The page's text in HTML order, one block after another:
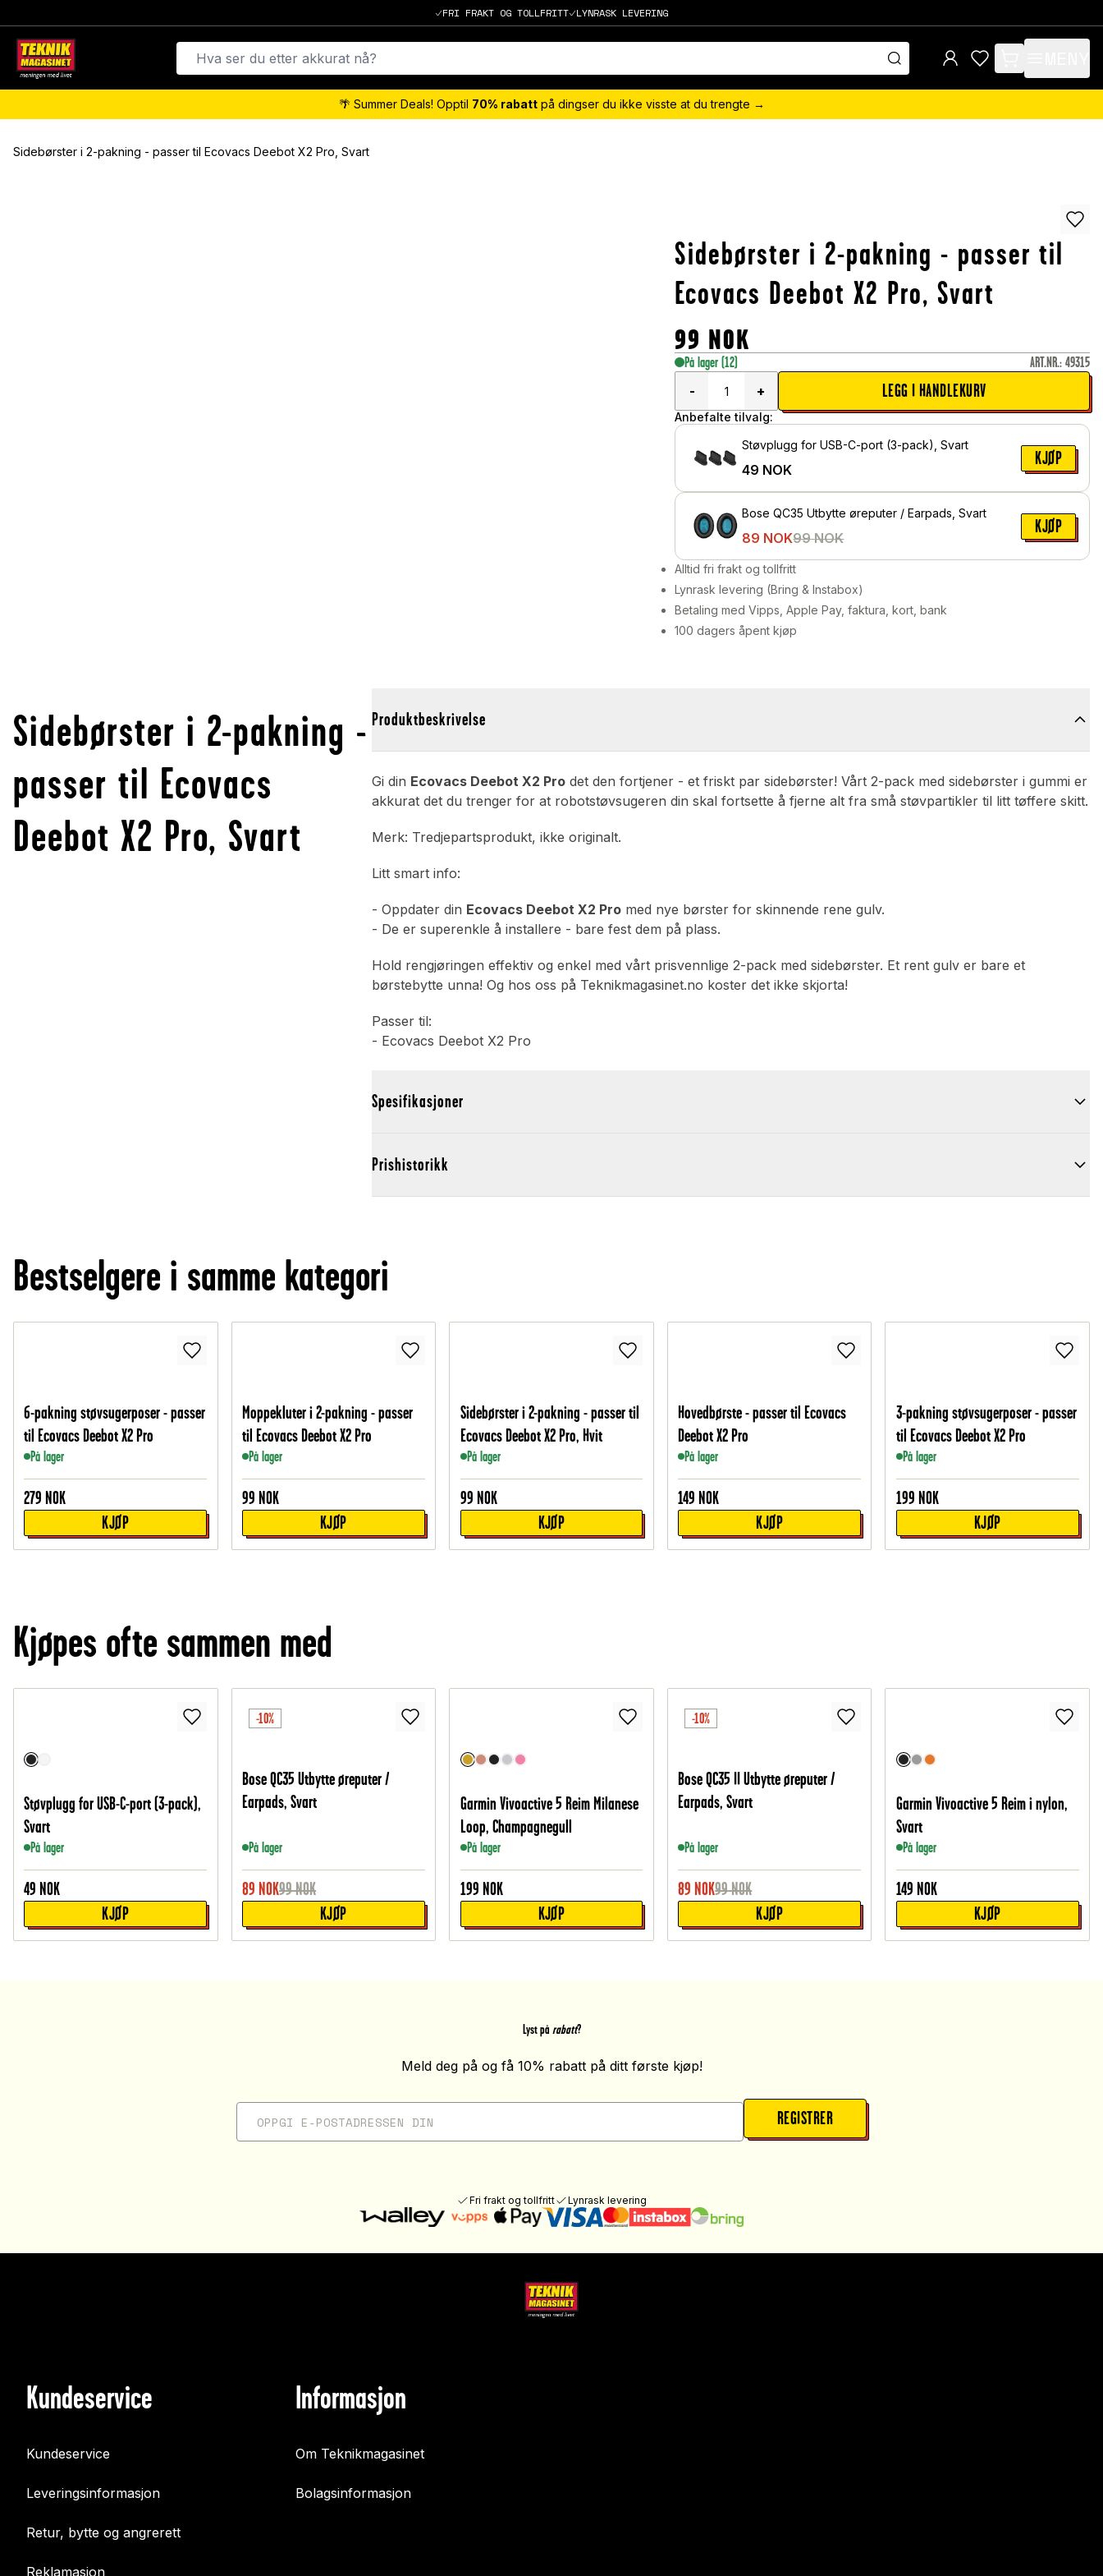
FRI FRAKT OG TOLLFRITT LYNRASK LEVERING
items in cart, view
🌴 Summer Deals! Opptil 70% rabattpå dingser du ikke visste at du trengte →
Sidebørster i 2-pakning - passer til Ecovacs Deebot X2 Pro, Svart
Sidebørster i 2-pakning - passer til
Ecovacs Deebot X2 Pro, Svart
99 NOK
På lager (12) ART.NR.: 49315
-
+ LEGG I HANDLEKURV
Anbefalte tilvalg:
Støvplugg for USB-C-port (3-pack), Svart
49 NOK
KJØP
Bose QC35 Utbytte øreputer / Earpads, Svart
89 NOK99 NOK
KJØP
Alltid fri frakt og tollfritt
Lynrask levering (Bring & Instabox)
Betaling med Vipps, Apple Pay, faktura, kort, bank
100 dagers åpent kjøp
Sidebørster i 2-pakning -
passer til Ecovacs
Deebot X2 Pro, Svart
Produktbeskrivelse
Gi din Ecovacs Deebot X2 Pro det den fortjener - et friskt par sidebørster! Vårt 2-pack med sidebørster i gummi er
akkurat det du trenger for at robotstøvsugeren din skal fortsette å fjerne alt fra små støvpartikler til litt tøffere skitt.
Merk: Tredjepartsprodukt, ikke originalt.
Litt smart info:
- Oppdater din Ecovacs Deebot X2 Pro med nye børster for skinnende rene gulv.
- De er superenkle å installere - bare fest dem på plass.
Hold rengjøringen effektiv og enkel med vårt prisvennlige 2-pack med sidebørster. Et rent gulv er bare et
børstebytte unna! Og hos oss på Teknikmagasinet.no koster det ikke skjorta!
Passer til:
- Ecovacs Deebot X2 Pro
Spesifikasjoner
Prishistorikk
Bestselgere i samme kategori
6-pakning støvsugerposer - passer
til Ecovacs Deebot X2 Pro
På lager
279 NOK
KJØP
Moppekluter i 2-pakning - passer
til Ecovacs Deebot X2 Pro
På lager
99 NOK
KJØP
Sidebørster i 2-pakning - passer til
Ecovacs Deebot X2 Pro, Hvit
På lager
99 NOK
KJØP
Hovedbørste - passer til Ecovacs
Deebot X2 Pro
På lager
149 NOK
KJØP
3-pakning støvsugerposer - passer
til Ecovacs Deebot X2 Pro
På lager
199 NOK
KJØP
Kjøpes ofte sammen med
Støvplugg for USB-C-port (3-pack),
Svart
På lager
49 NOK
KJØP
-10%
Bose QC35 Utbytte øreputer /
Earpads, Svart
På lager
89 NOK99NOK
KJØP
Garmin Vivoactive 5 Reim Milanese
Loop, Champagnegull
På lager
199 NOK
KJØP
-10%
Bose QC35 II Utbytte øreputer /
Earpads, Svart
På lager
89 NOK99NOK
KJØP
Garmin Vivoactive 5 Reim i nylon,
Svart
På lager
149 NOK
KJØP
Lyst på rabatt?
Meld deg på og få 10% rabatt på ditt første kjøp!
REGISTRER
Fri frakt og tollfritt Lynrask levering
Kundeservice
Kundeservice
Leveringsinformasjon
Retur, bytte og angrerett
Reklamasjon
Informasjon
Om Teknikmagasinet
Bolagsinformasjon